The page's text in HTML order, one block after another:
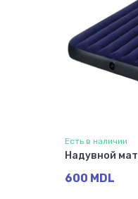
Есть в наличии
Надувной
600 MDL